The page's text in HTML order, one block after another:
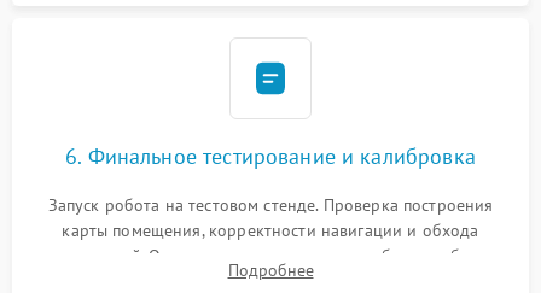
6. Финальное тестирование и калибровка
Запуск робота на тестовом стенде. Проверка построения
карты помещения, корректности навигации и обхода
препятствий. Оценка силы всасывания и работы турбины.
Тестирование автоматического возврата на док-станцию и
Подробнее